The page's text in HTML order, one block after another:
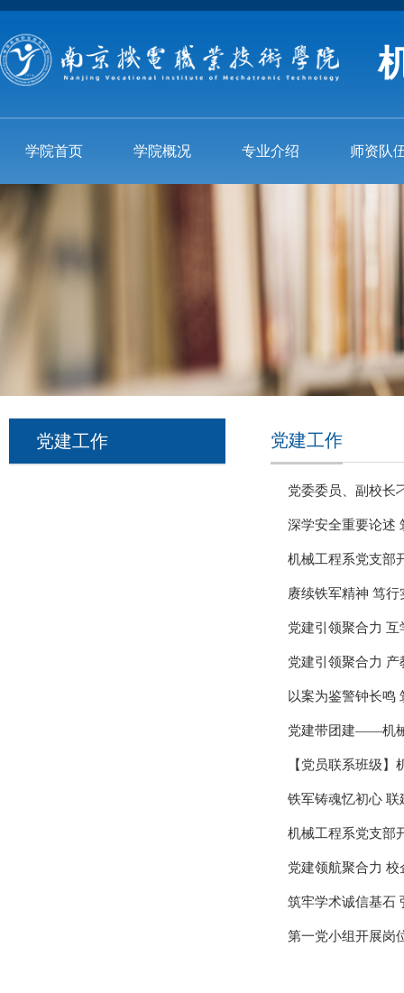
学院首页 学院概况 专业介绍 师资队
党建工作 党建工作
党委委员、副校长
深学安全重要论述
机械工程系党支部
赓续铁军精神 笃
党建引领聚合力
党建引领聚合力
以案为鉴警钟长
党建带团建——机
【党员联系班级
铁军铸魂忆初心
机械工程系党支部
党建领航聚合力
筑牢学术诚信基石
第一党小组开展岗